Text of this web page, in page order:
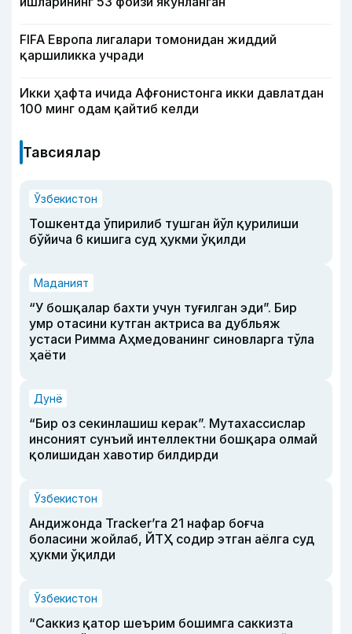
FIFA Европа лигалари томонидан жиддий
қаршиликка учради
Икки ҳафта ичида Афғонистонга икки давлатдан
100 минг одам қайтиб келди
Тавсиялар
Ўзбекистон
Тошкентда ўпирилиб тушган йўл қурилиши
бўйича 6 кишига суд ҳукми ўқилди
Маданият
“У бошқалар бахти учун туғилган эди”. Бир
умр отасини кутган актриса ва дубльяж
устаси Римма Аҳмедованинг синовларга тўла
ҳаёти
Дунё
“Бир оз секинлашиш керак”. Мутахассислар
инсоният сунъий интеллектни бошқара олмай
қолишидан хавотир билдирди
Ўзбекистон
Андижонда Tracker’га 21 нафар боғча
боласини жойлаб, ЙТҲ содир этган аёлга суд
ҳукми ўқилди
Ўзбекистон
“Саккиз қатор шеърим бошимга саккизта